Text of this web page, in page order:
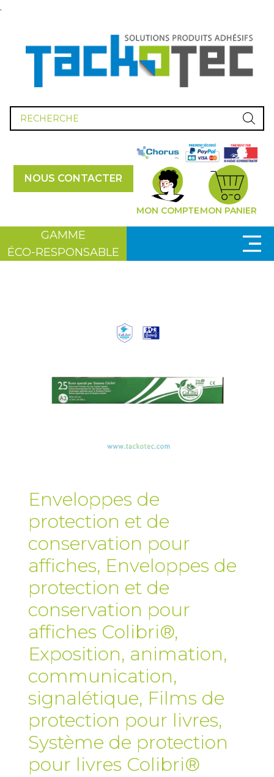
.
Recherche
de
produits
NOUS CONTACTER
MON COMPTEMON PANIER
GAMME
ÉCO-RESPONSABLE
Enveloppes de
protection et de
conservation pour
affiches, Enveloppes de
protection et de
conservation pour
affiches Colibri®,
Exposition, animation,
communication,
signalétique, Films de
protection pour livres,
Système de protection
pour livres Colibri®